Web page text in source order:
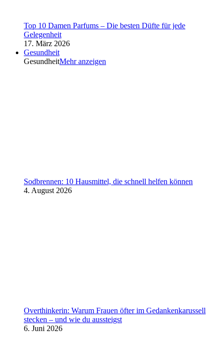
Top 10 Damen Parfums – Die besten Düfte für jede
Gelegenheit
17. März 2026
Gesundheit
GesundheitMehr anzeigen
Sodbrennen: 10 Hausmittel, die schnell helfen können
4. August 2026
Overthinkerin: Warum Frauen öfter im Gedankenkarussell
stecken – und wie du aussteigst
6. Juni 2026